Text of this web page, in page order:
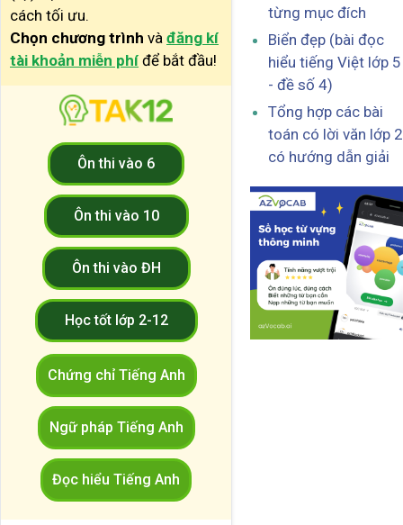
cách tối ưu.
Chọn chương trình và đăng kí
tài khoản miễn phí để bắt đầu!
Ôn thi vào 6
Ôn thi vào 10
Ôn thi vào ĐH
Học tốt lớp 2-12
Chứng chỉ Tiếng Anh
Ngữ pháp Tiếng Anh
Đọc hiểu Tiếng Anh
từng mục đích
Biển đẹp (bài đọc
hiểu tiếng Việt lớp 5
- đề số 4)
Tổng hợp các bài
toán có lời văn lớp 2
có hướng dẫn giải